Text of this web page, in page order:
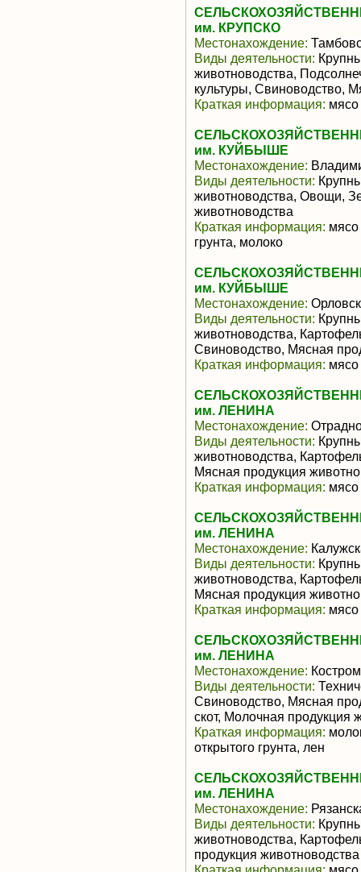
им. КРУПСКО
Местонахождение:
Виды деятельности:
животноводства,
культуры, Свиноводство,
Краткая информация: мясо
им. КУЙБЫШЕ
Местонахождение:
Виды деятельности:
животноводства, Овощи,
животноводства
Краткая информация: мясо
грунта, молоко
им. КУЙБЫШЕ
Местонахождение:
Виды деятельности:
животноводства,
Свиноводство, Мясная
Краткая информация: мясо
им. ЛЕНИНА
Местонахождение:
Виды деятельности:
животноводства,
Мясная продукция
Краткая информация: мясо
им. ЛЕНИНА
Местонахождение:
Виды деятельности:
животноводства,
Мясная продукция
Краткая информация: мясо
им. ЛЕНИНА
Местонахождение:
Виды деятельности:
Свиноводство, Мясная
скот, Молочная продукция
Краткая информация:
открытого грунта, лен
им. ЛЕНИНА
Местонахождение:
Виды деятельности:
животноводства,
продукция животноводства